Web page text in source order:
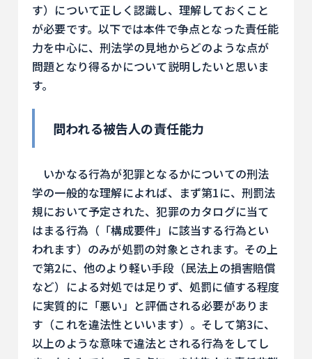
す）について正しく認識し、理解しておくこと
が必要です。以下では本件で争点となった責任能
力を中心に、刑法学の見地からどのような点が
問題となり得るかについて説明したいと思いま
す。
問われる被告人の責任能力
いかなる行為が犯罪となるかについての刑法
学の一般的な理解によれば、まず第1に、刑罰法
規において予定された、犯罪のカタログに当て
はまる行為（「構成要件」に該当する行為とい
われます）のみが処罰の対象とされます。その上
で第2に、他のより軽い手段（民法上の損害賠償
など）による対処では足りず、処罰に値する程度
に実質的に「悪い」と評価される必要がありま
す（これを違法性といいます）。そして第3に、
以上のような意味で違法とされる行為をしてし